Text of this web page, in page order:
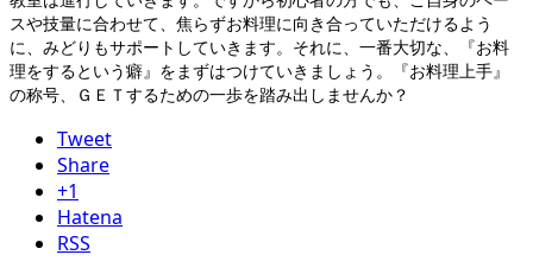
スや技量に合わせて、焦らずお料理に向き合っていただけるよう
に、みどりもサポートしていきます。それに、一番大切な、『お料
理をするという癖』をまずはつけていきましょう。『お料理上手』
の称号、ＧＥＴするための一歩を踏み出しませんか？
Tweet
Share
+1
Hatena
RSS